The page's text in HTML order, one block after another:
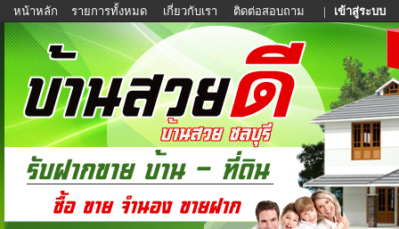
หน้าหลัก รายการทั้งหมด เกี่ยวกับเรา ติดต่อสอบถาม | เข้าสู่ระบบ